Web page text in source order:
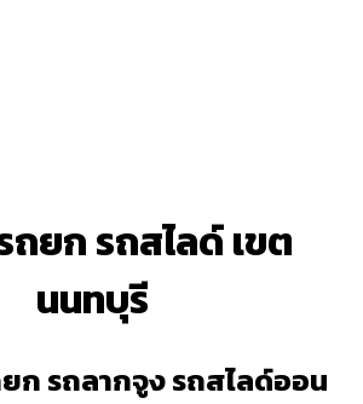
ถยก รถสไลด์ เขต
นนทบุรี
ก รถลากจูง รถสไลด์ออน